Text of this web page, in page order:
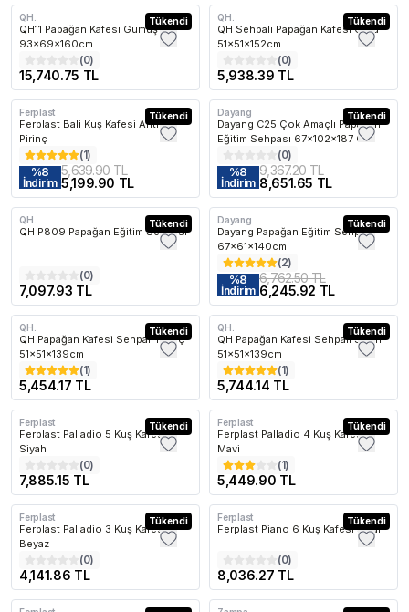
Kargo Bedava Tükendi
QH.
QH11 Papağan Kafesi Gümüş Gri
93x69x160cm
(0)
15,740.75 TL
Kargo Bedava Tükendi
QH.
QH Sehpalı Papağan Kafesi Gold
51x51x152cm
(0)
5,938.39 TL
Kargo Bedava Tükendi
Ferplast
Ferplast Bali Kuş Kafesi Antik
Pirinç
(1)
%8
İndirim
5,639.90 TL
5,199.90 TL
Kargo Bedava Tükendi
Dayang
Dayang C25 Çok Amaçlı Papağan
Eğitim Sehpası 67x102x187 Cm
(0)
%8
İndirim
9,367.20 TL
8,651.65 TL
Kargo Bedava Tükendi
QH.
QH P809 Papağan Eğitim Sehpası
(0)
7,097.93 TL
Kargo Bedava Tükendi
Dayang
Dayang Papağan Eğitim Sehpası
67x61x140cm
(2)
%8
İndirim
6,762.50 TL
6,245.92 TL
Kargo Bedava Tükendi
QH.
QH Papağan Kafesi Sehpalı Pirinç
51x51x139cm
(1)
5,454.17 TL
Kargo Bedava Tükendi
QH.
QH Papağan Kafesi Sehpalı Siyah
51x51x139cm
(1)
5,744.14 TL
Kargo Bedava Tükendi
Ferplast
Ferplast Palladio 5 Kuş Kafesi
Siyah
(0)
7,885.15 TL
Kargo Bedava Tükendi
Ferplast
Ferplast Palladio 4 Kuş Kafesi
Mavi
(1)
5,449.90 TL
Kargo Bedava Tükendi
Ferplast
Ferplast Palladio 3 Kuş Kafesi
Beyaz
(0)
4,141.86 TL
Kargo Bedava Tükendi
Ferplast
Ferplast Piano 6 Kuş Kafesi Siyah
(0)
8,036.27 TL